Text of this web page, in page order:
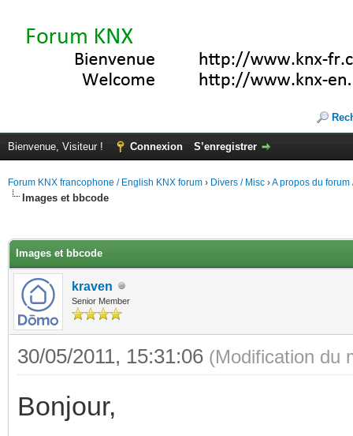
Bienvenue, Visiteur ! Connexion S’enregistrer
Forum KNX francophone / English KNX forum › Divers / Misc ›A propos du forum
Images et bbcode
Images et bbcode
kraven
Senior Member
30/05/2011, 15:31:06 (Modification du
Bonjour,